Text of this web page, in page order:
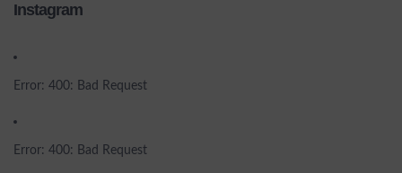
Instagram
Error: 400: Bad Request
Error: 400: Bad Request